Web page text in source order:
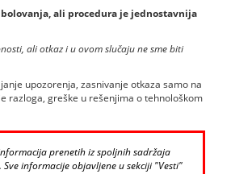
ali procedura je jednostavnija
ali otkaz i u ovom slučaju ne sme biti
upozorenja, zasnivanje otkaza samo na
razloga, greške u rešenjima o tehnološkom
prenetih iz spoljnih sadržaja
informacije objavljene u sekciji "Vesti"